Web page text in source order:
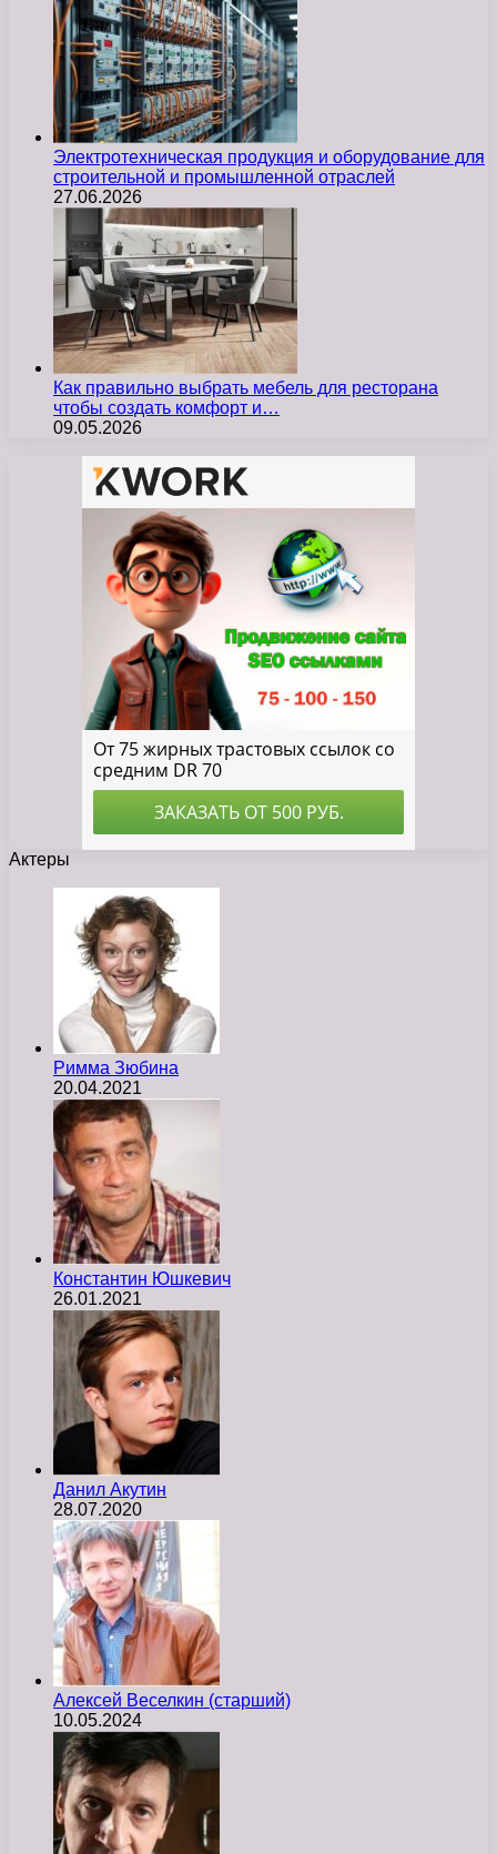
Электротехническая продукция и оборудование для
строительной и промышленной отраслей
27.06.2026
Как правильно выбрать мебель для ресторана
чтобы создать комфорт и…
09.05.2026
Актеры
Римма Зюбина
20.04.2021
Константин Юшкевич
26.01.2021
Данил Акутин
28.07.2020
Алексей Веселкин (старший)
10.05.2024